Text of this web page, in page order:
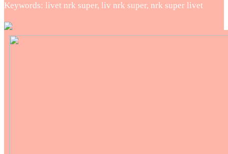
Keywords: livet nrk super, liv nrk super, nrk super livet